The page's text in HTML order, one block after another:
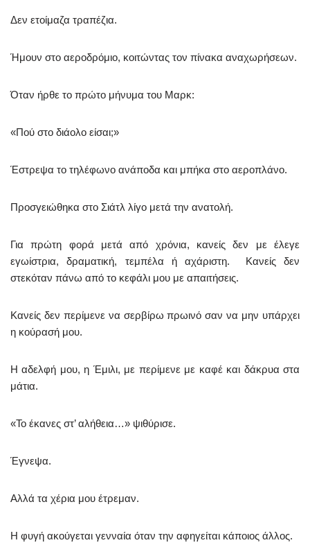
Δεν ετοίμαζα τραπέζια.
Ήμουν στο αεροδρόμιο, κοιτώντας τον πίνακα αναχωρήσεων.
Όταν ήρθε το πρώτο μήνυμα του Μαρκ:
«Πού στο διάολο είσαι;»
Έστρεψα το τηλέφωνο ανάποδα και μπήκα στο αεροπλάνο.
Προσγειώθηκα στο Σιάτλ λίγο μετά την ανατολή.
Για πρώτη φορά μετά από χρόνια, κανείς δεν με έλεγε
εγωίστρια, δραματική, τεμπέλα ή αχάριστη. Κανείς δεν
στεκόταν πάνω από το κεφάλι μου με απαιτήσεις.
Κανείς δεν περίμενε να σερβίρω πρωινό σαν να μην υπάρχει
η κούρασή μου.
Η αδελφή μου, η Έμιλι, με περίμενε με καφέ και δάκρυα στα
μάτια.
«Το έκανες στ’ αλήθεια…» ψιθύρισε.
Έγνεψα.
Αλλά τα χέρια μου έτρεμαν.
Η φυγή ακούγεται γενναία όταν την αφηγείται κάποιος άλλος.